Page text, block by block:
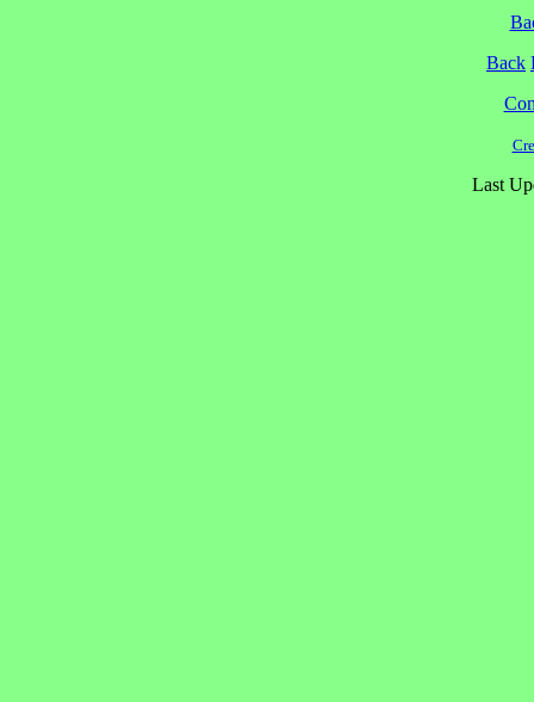
Back
Last